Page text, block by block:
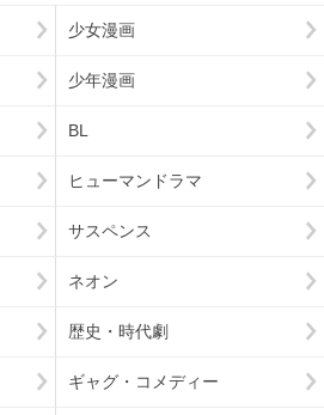
少女漫画
少年漫画
BL
ヒューマンドラマ
サスペンス
ネオン
歴史・時代劇
ギャグ・コメディー